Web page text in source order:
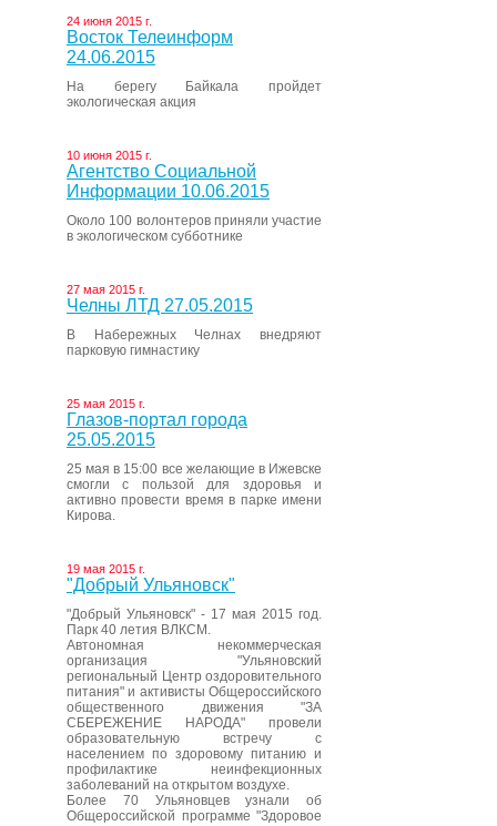
24 июня 2015 г.
Восток Телеинформ
24.06.2015
На берегу Байкала пройдет
экологическая акция
10 июня 2015 г.
Агентство Социальной
Информации 10.06.2015
Около 100 волонтеров приняли участие
в экологическом субботнике
27 мая 2015 г.
Челны ЛТД 27.05.2015
В Набережных Челнах внедряют
парковую гимнастику
25 мая 2015 г.
Глазов-портал города
25.05.2015
25 мая в 15:00 все желающие в Ижевске
смогли с пользой для здоровья и
активно провести время в парке имени
Кирова.
19 мая 2015 г.
"Добрый Ульяновск"
"Добрый Ульяновск" - 17 мая 2015 год.
Парк 40 летия ВЛКСМ.
Автономная некоммерческая
организация "Ульяновский
региональный Центр оздоровительного
питания" и активисты Общероссийского
общественного движения "ЗА
СБЕРЕЖЕНИЕ НАРОДА" провели
образовательную встречу с
населением по здоровому питанию и
профилактике неинфекционных
заболеваний на открытом воздухе.
Более 70 Ульяновцев узнали об
Общероссийской программе "Здоровое